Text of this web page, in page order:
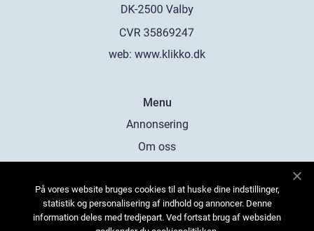
web: www.klikko.dk
Menu
Annonsering
Om oss
Kontakta oss
Sitemap
På vores website bruges cookies til at huske dine indstillinger,
statistik og personalisering af indhold og annoncer. Denne
information deles med tredjepart. Ved fortsat brug af websiden